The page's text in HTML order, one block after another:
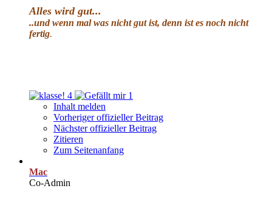
Alles wird gut...
..und wenn mal was nicht gut ist, denn ist es noch nicht
fertig.
4
1
Inhalt melden
Vorheriger offizieller Beitrag
Nächster offizieller Beitrag
Zitieren
Zum Seitenanfang
Mac
Co-Admin